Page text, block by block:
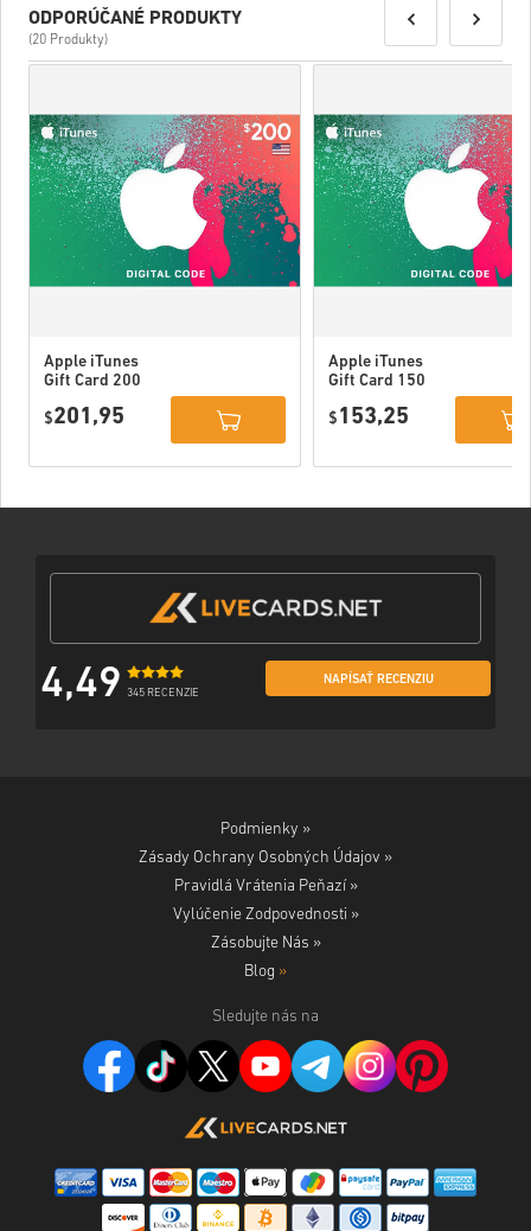
ODPORÚČANÉ PRODUKTY
(20 Produkty)
Apple iTunes
Gift Card 200
$201,95
Apple iTunes
Gift Card 150
$ 153,25
4,49 345 RECENZIE
NAPÍSAŤ RECENZIU
Podmienky »
Zásady Ochrany Osobných Údajov »
Pravidlá Vrátenia Peňazí »
Vylúčenie Zodpovednosti »
Zásobujte Nás »
Blog »
Sledujte nás na